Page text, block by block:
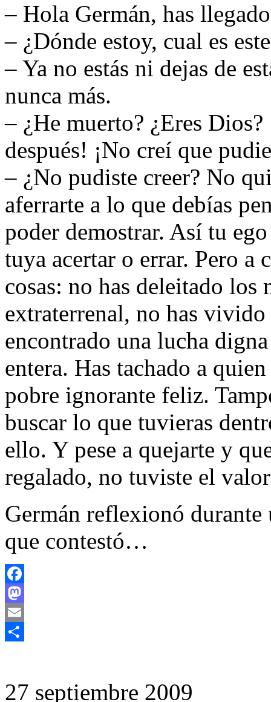
– Hola Germán, has
– ¿Dónde estoy, cual es
– Ya no estás ni dejas de
nunca más.
– ¿He muerto? ¿Eres
después! ¡No creí que
– ¿No pudiste creer? No
aferrarte a lo que debías
poder demostrar. Así tu
tuya acertar o errar. Pero a
cosas: no has deleitado
extraterrenal, no has
encontrado una lucha
entera. Has tachado a
pobre ignorante feliz.
buscar lo que tuvieras
ello. Y pese a quejarte y
regalado, no tuviste el
Germán reflexionó
que contestó…
Facebook
Mastodon
Email
27 septiembre 2009